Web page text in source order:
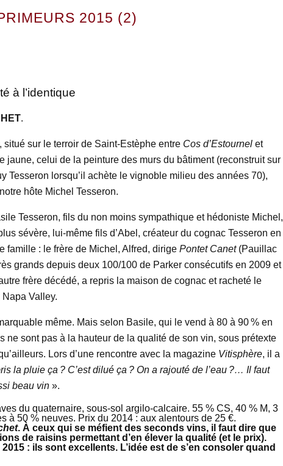
2015 (2)
à l’identique
.
situé sur le terroir de Saint-Estèphe entre Cos d’Estournelet
jaune, celui de la peinture des murs du bâtiment (reconstruit sur
Tesseron lorsqu’il achète le vignoble milieu des années 70),
hôte Michel Tesseron.
Tesseron, fils du non moins sympathique et hédoniste Michel,
sévère, lui-même fils d’Abel, créateur du cognac Tesseron en
famille : le frère de Michel, Alfred, dirige Pontet Canet (Pauillac
grands depuis deux 100/100 de Parker consécutifs en 2009 et
frère décédé, a repris la maison de cognac et racheté le
Valley.
même. Mais selon Basile, qui le vend à 80 à 90 % en
ne sont pas à la hauteur de la qualité de son vin, sous prétexte
Lors d’une rencontre avec la magazine Vitisphère, il a
la pluie ça ? C’est dilué ça ? On a rajouté de l’eau ?… Il faut
beau vin».
du quaternaire, sous-sol argilo-calcaire. 55 % CS, 40 % M, 3
à 50 % neuves. Prix du 2014 : aux alentours de 25 €.
. À ceux qui se méfient des seconds vins, il faut dire que
de raisins permettant d’en élever la qualité (et le prix).
: ils sont excellents. L’idée est de s’en consoler quand